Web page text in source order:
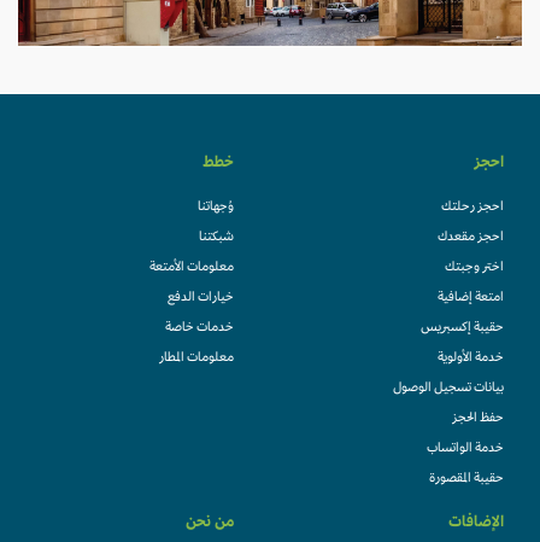
احجز
احجز رحلتك
احجز مقعدك
اختر وجبتك
امتعة إضافية
حقيبة إكسبريس
خدمة الأولوية
بيانات تسجيل الوصول
حفظ الحجز
خدمة الواتساب
حقيبة المقصورة
خطط
وُجهاتنا
شبكتنا
معلومات الأمتعة
خيارات الدفع
خدمات خاصة
معلومات المطار
الإضافات من نحن